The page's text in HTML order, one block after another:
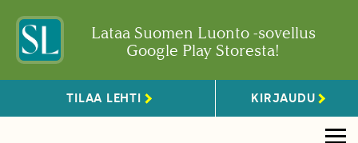
Lataa Suomen Luonto -sovellus
Google Play Storesta!
TILAA LEHTI KIRJAUDU